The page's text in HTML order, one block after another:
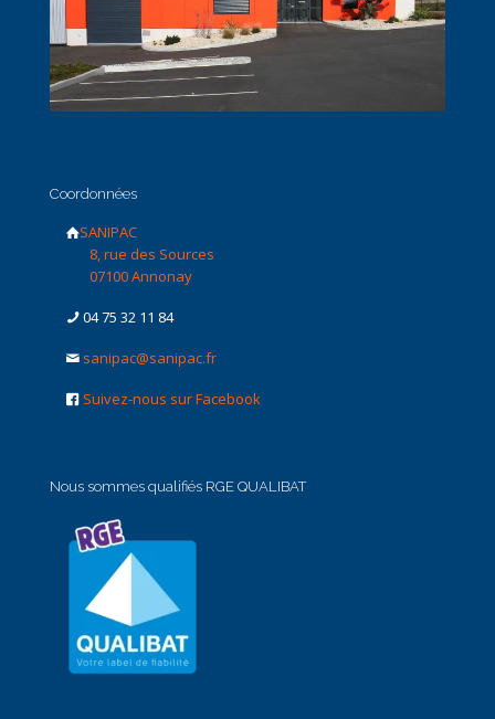
Coordonnées
SANIPAC
8, rue des Sources
07100 Annonay
04 75 32 11 84
sanipac@sanipac.fr
Suivez-nous sur Facebook
Nous sommes qualifiés RGE QUALIBAT